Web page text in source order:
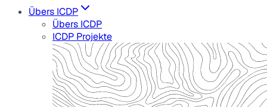
Übers ICDP
Übers ICDP
ICDP Projekte